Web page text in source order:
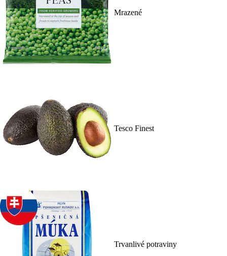
Mrazené
Tesco Finest
Trvanlivé potraviny